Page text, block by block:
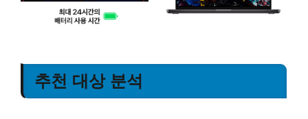
추천 대상 분석